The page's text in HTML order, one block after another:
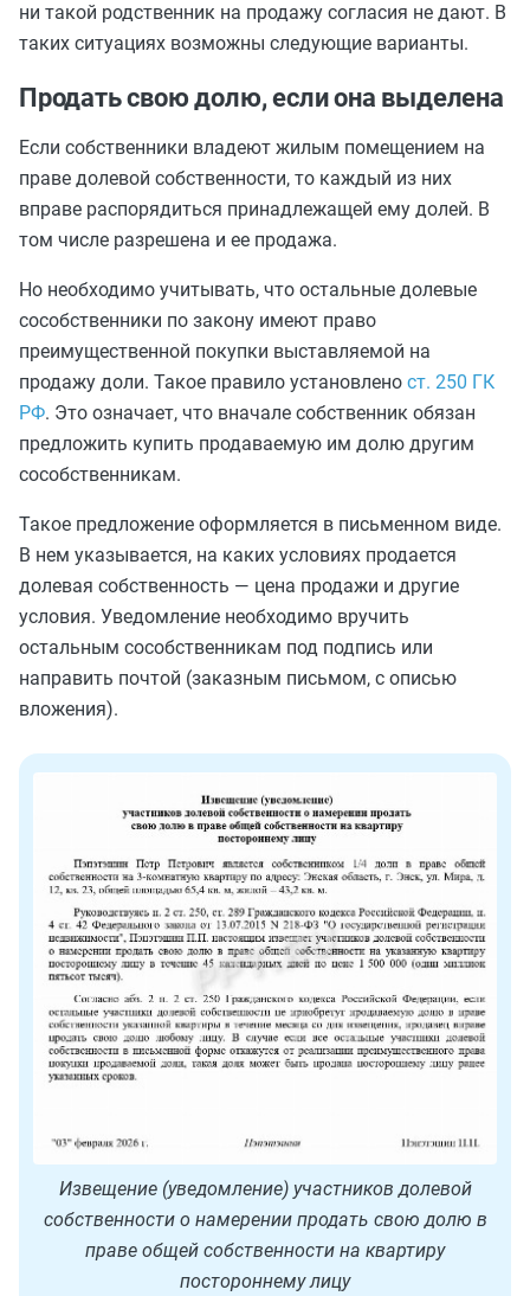
ни такой родственник на продажу согласия не дают. В
таких ситуациях возможны следующие варианты.
Продать свою долю, если она выделена
Если собственники владеют жилым помещением на
праве долевой собственности, то каждый из них
вправе распорядиться принадлежащей ему долей. В
том числе разрешена и ее продажа.
Но необходимо учитывать, что остальные долевые
сособственники по закону имеют право
преимущественной покупки выставляемой на
продажу доли. Такое правило установлено ст. 250 ГК
РФ. Это означает, что вначале собственник обязан
предложить купить продаваемую им долю другим
сособственникам.
Такое предложение оформляется в письменном виде.
В нем указывается, на каких условиях продается
долевая собственность — цена продажи и другие
условия. Уведомление необходимо вручить
остальным сособственникам под подпись или
направить почтой (заказным письмом, с описью
вложения).
Извещение (уведомление) участников долевой
собственности о намерении продать свою долю в
праве общей собственности на квартиру
постороннему лицу